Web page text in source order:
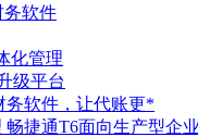
务软件
化管理
级平台
务软件，让代账更*
畅捷通T6面向生产型企